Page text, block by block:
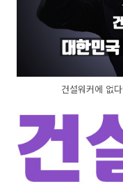
건설워커에 없